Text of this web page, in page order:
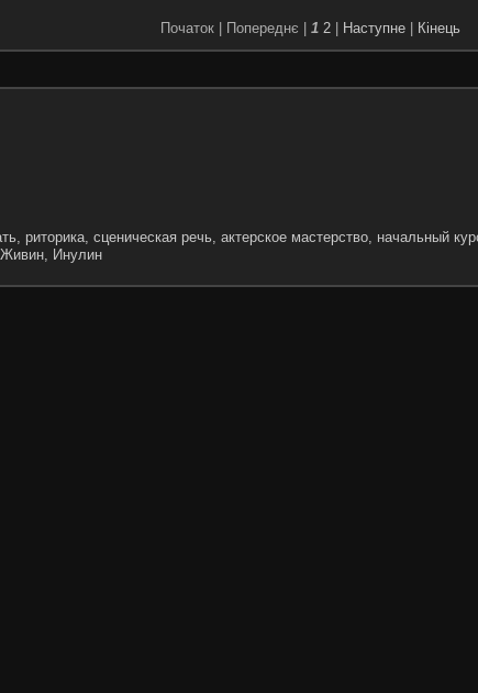
Початок | Попереднє | 1 2 Наступне Кінець